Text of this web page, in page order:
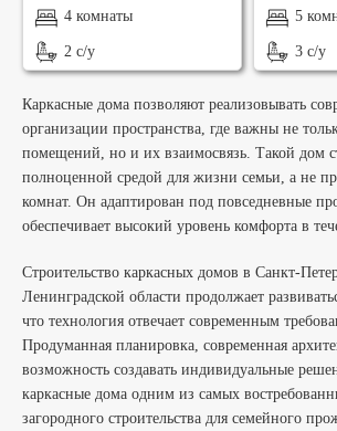
4 комнаты
2 с/у
5
3 с/у
Каркасные дома позволяют реализовывать
организации пространства, где важны не
помещений, но и их взаимосвязь. Такой дом
полноценной средой для жизни семьи, а не
комнат. Он адаптирован под повседневные
обеспечивает высокий уровень комфорта в
Строительство каркасных домов в Санкт-
Ленинградской области продолжает
что технология отвечает современным
Продуманная планировка, современная
возможность создавать индивидуальные
каркасные дома одним из самых
загородного строительства для семейного